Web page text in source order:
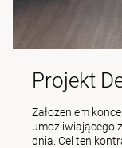
Projekt
Założeniem
umożliwiającego
dnia. Cel ten